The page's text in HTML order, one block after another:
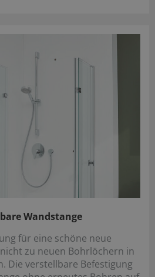
Wandstange
für eine schöne neue
zu neuen Bohrlöchern in
Die verstellbare Befestigung